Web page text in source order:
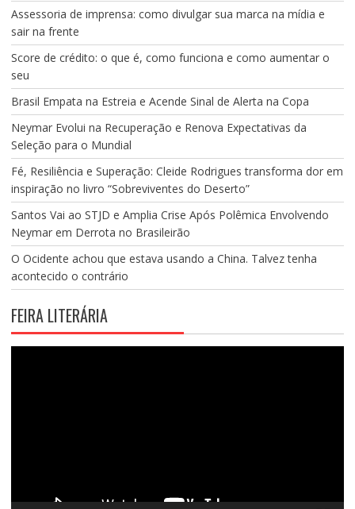
Assessoria de imprensa: como divulgar sua marca na mídia e
sair na frente
Score de crédito: o que é, como funciona e como aumentar o
seu
Brasil Empata na Estreia e Acende Sinal de Alerta na Copa
Neymar Evolui na Recuperação e Renova Expectativas da
Seleção para o Mundial
Fé, Resiliência e Superação: Cleide Rodrigues transforma dor em
inspiração no livro “Sobreviventes do Deserto”
Santos Vai ao STJD e Amplia Crise Após Polêmica Envolvendo
Neymar em Derrota no Brasileirão
O Ocidente achou que estava usando a China. Talvez tenha
acontecido o contrário
FEIRA LITERÁRIA